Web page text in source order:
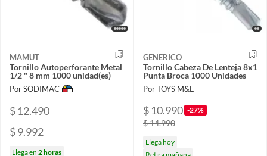
MAMUT
Tornillo Autoperforante Metal
1/2 " 8 mm 1000 unidad(es)
Por SODIMAC
$ 12.490
$ 9.992
Llega en 2 horas
GENERICO
Tornillo Cabeza De Lenteja 8x1
Punta Broca 1000 Unidades
Por TOYS M&E
$ 10.990 -27%
$ 14.990
Llega hoy